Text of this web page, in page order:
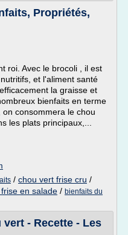
Propriétés,
roi. Avec le brocoli , il est
et l'aliment santé
la graisse et
bienfaits en terme
consommera le chou
les plats principaux,...
/ chou vert frise cru /
en salade / bienfaits du
- Recette - Les